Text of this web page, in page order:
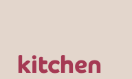
kitchen